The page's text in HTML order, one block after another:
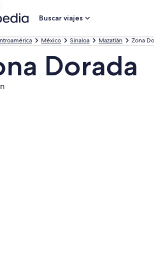
Buscar viajes
México Sinaloa Mazatlán Zona
Dorada